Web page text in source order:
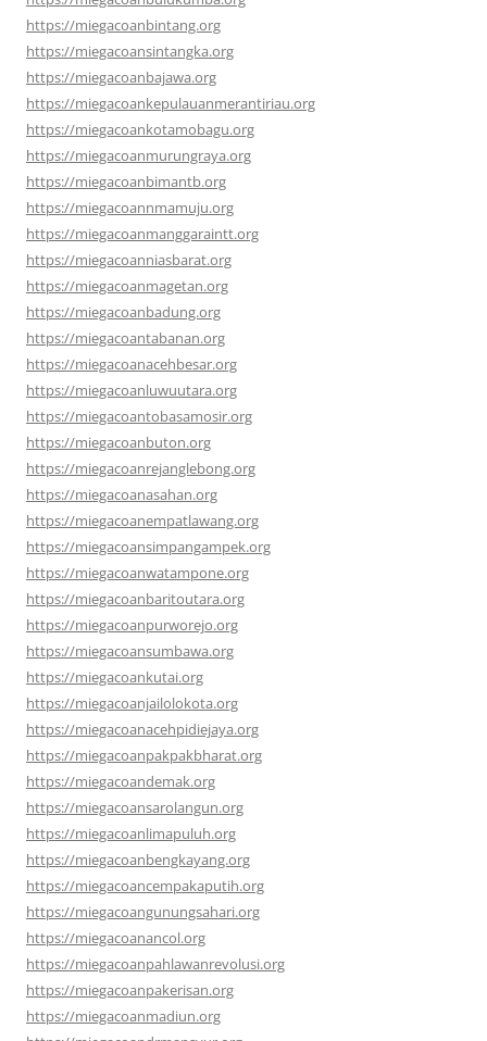
https://miegacoanbintang.org
https://miegacoansintangka.org
https://miegacoanbajawa.org
https://miegacoankepulauanmerantiriau.org
https://miegacoankotamobagu.org
https://miegacoanmurungraya.org
https://miegacoanbimantb.org
https://miegacoannmamuju.org
https://miegacoanmanggaraintt.org
https://miegacoanniasbarat.org
https://miegacoanmagetan.org
https://miegacoanbadung.org
https://miegacoantabanan.org
https://miegacoanacehbesar.org
https://miegacoanluwuutara.org
https://miegacoantobasamosir.org
https://miegacoanbuton.org
https://miegacoanrejanglebong.org
https://miegacoanasahan.org
https://miegacoanempatlawang.org
https://miegacoansimpangampek.org
https://miegacoanwatampone.org
https://miegacoanbaritoutara.org
https://miegacoanpurworejo.org
https://miegacoansumbawa.org
https://miegacoankutai.org
https://miegacoanjailolokota.org
https://miegacoanacehpidiejaya.org
https://miegacoanpakpakbharat.org
https://miegacoandemak.org
https://miegacoansarolangun.org
https://miegacoanlimapuluh.org
https://miegacoanbengkayang.org
https://miegacoancempakaputih.org
https://miegacoangunungsahari.org
https://miegacoanancol.org
https://miegacoanpahlawanrevolusi.org
https://miegacoanpakerisan.org
https://miegacoanmadiun.org